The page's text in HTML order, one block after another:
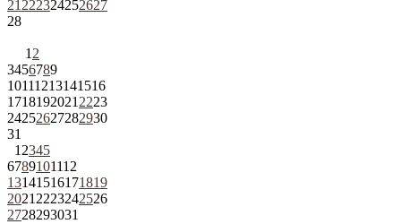
21 222324252627
28
1 2
3456789
10111213141516
1718192021 2223
24252627282930
31
1 2345
6789101112
13141516171819
2021 2223242526
2728293031